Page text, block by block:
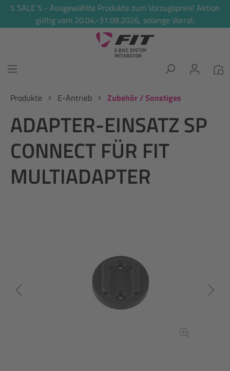
springen
% SALE % - Ausgewählte Produkte zum Vorzugspreis! Aktion
gültig vom 20.04.-31.08.2026, solange Vorrat.
Produkte E-Antrieb Zubehör / Sonstiges
ADAPTER-EINSATZ SP
CONNECT FÜR FIT
MULTIADAPTER